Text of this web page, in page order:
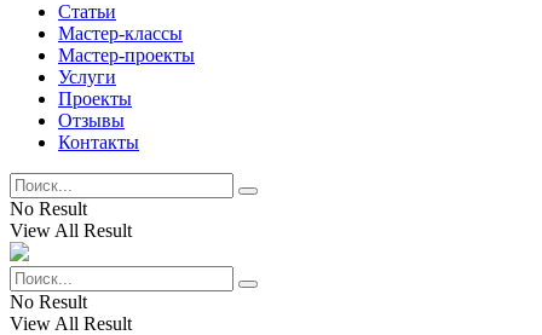
Статьи
Мастер-классы
Мастер-проекты
Услуги
Проекты
Отзывы
Контакты
No Result
View All Result
No Result
View All Result